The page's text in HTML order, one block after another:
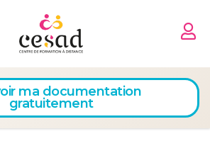
ma documentation
gratuitement